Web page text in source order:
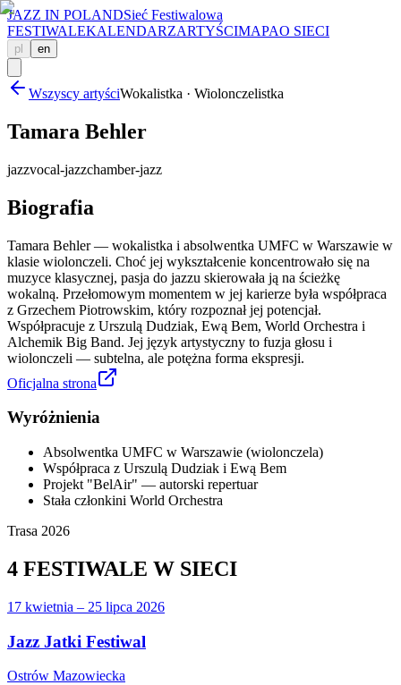
JAZZ IN POLANDSieć Festiwalowa
FESTIWALEKALENDARZARTYŚCIMAPAO SIECI
pl en
Wszyscy artyściWokalistka · Wiolonczelistka
Tamara Behler
jazzvocal-jazzchamber-jazz
Biografia
Tamara Behler — wokalistka i absolwentka UMFC w Warszawie w
klasie wiolonczeli. Choć jej wykształcenie koncentrowało się na
muzyce klasycznej, pasja do jazzu skierowała ją na ścieżkę
wokalną. Przełomowym momentem w jej karierze była współpraca
z Grzechem Piotrowskim, który rozpoznał jej potencjał.
Współpracuje z Urszulą Dudziak, Ewą Bem, World Orchestra i
Alchemik Big Band. Jej język artystyczny to fuzja głosu i
wiolonczeli — subtelna, ale potężna forma ekspresji.
Oficjalna strona
Wyróżnienia
Absolwentka UMFC w Warszawie (wiolonczela)
Współpraca z Urszulą Dudziak i Ewą Bem
Projekt "BelAir" — autorski repertuar
Stała członkini World Orchestra
Trasa 2026
4 FESTIWALE W SIECI
17 kwietnia – 25 lipca 2026
Jazz Jatki Festiwal
Ostrów Mazowiecka